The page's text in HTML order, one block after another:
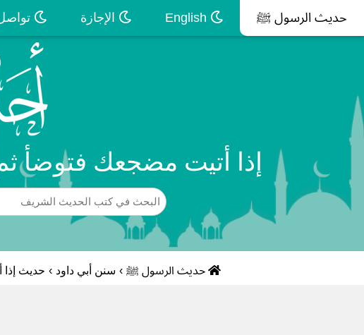
حديث الرسول ﷺ الإجازة
إذا أتيت مضجعك فتوضأ
حديث الرسول ﷺ › سنن أبي داود › حديث